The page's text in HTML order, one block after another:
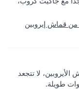
قماش إيروبين
لا تتجعد
طويلة.